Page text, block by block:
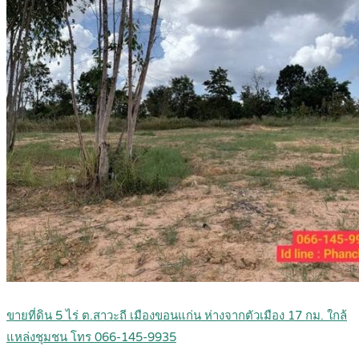
ขายที่ดิน 5 ไร่ ต.สาวะถี เมืองขอนแก่น ห่างจากตัวเมือง 17 กม. ใกล้
แหล่งชุมชน โทร 066-145-9935